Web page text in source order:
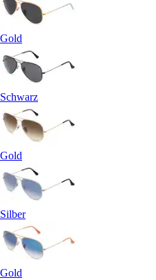
Gold
Schwarz
Gold
Silber
Gold